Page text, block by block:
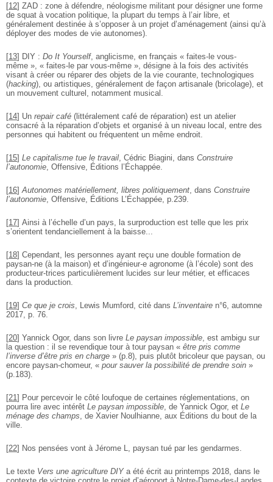
[12] ZAD : zone à défendre, néologisme militant pour désigner une forme
de squat à vocation politique, la plupart du temps à l’air libre, et
généralement destinée à s’opposer à un projet d’aménagement (ainsi qu’à
déployer des modes de vie autonomes).
[13] DIY : Do It Yourself, anglicisme, en français « faites-le vous-
même », « faites-le par vous-même », désigne à la fois des activités
visant à créer ou réparer des objets de la vie courante, technologiques
(hacking), ou artistiques, généralement de façon artisanale (bricolage), et
un mouvement culturel, notamment musical.
[14] Un repair café (littéralement café de réparation) est un atelier
consacré à la réparation d’objets et organisé à un niveau local, entre des
personnes qui habitent ou fréquentent un même endroit.
[15] Le capitalisme tue le travail , Cédric Biagini, dans Construire
l’autonomie , Offensive, Éditions l’Échappée.
[16] Autonomes matériellement, libres politiquement , dans Construire
l’autonomie , Offensive, Éditions L’Échappée, p.239.
[17] Ainsi à l’échelle d’un pays, la surproduction est telle que les prix
s’orientent tendanciellement à la baisse...
[18] Cependant, les personnes ayant reçu une double formation de
paysan-ne (à la maison) et d’ingénieur-e agronome (à l’école) sont des
producteur-trices particulièrement lucides sur leur métier, et efficaces
dans la production.
[19] Ce que je crois , Lewis Mumford, cité dans L’inventaire n°6, automne
2017, p. 76.
[20] Yannick Ogor, dans son livre Le paysan impossible , est ambigu sur
la question : il se revendique tour à tour paysan « être pris comme
l’inverse d’être pris en charge » (p.8), puis plutôt bricoleur que paysan, ou
encore paysan-chomeur, « pour sauver la possibilité de prendre soin »
(p.183).
[21] Pour percevoir le côté loufoque de certaines réglementations, on
pourra lire avec intérêt Le paysan impossible , de Yannick Ogor, et Le
ménage des champs , de Xavier Noulhianne, aux Éditions du bout de la
ville.
[22] Nos pensées vont à Jérome L, paysan tué par les gendarmes.
Le texte Vers une agriculture DIYa été écrit au printemps 2018, dans le